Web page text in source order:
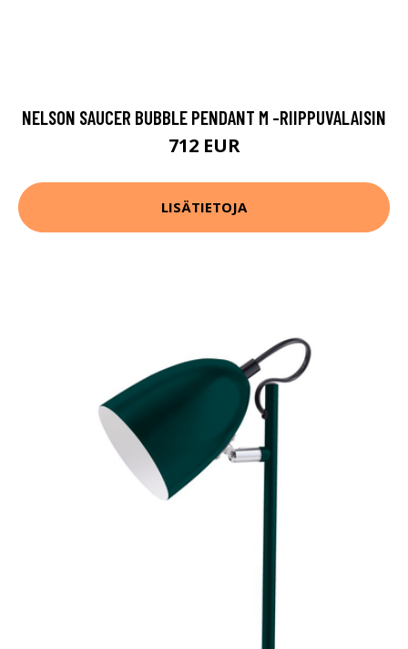
NELSON SAUCER BUBBLE PENDANT M -RIIPPUVALAISIN
712 EUR
LISÄTIETOJA